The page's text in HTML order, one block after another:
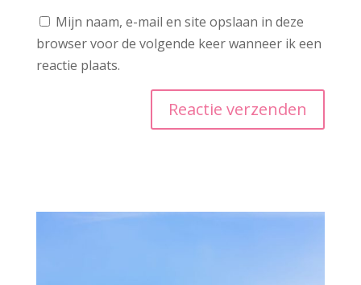
Mijn naam, e-mail en site opslaan in deze
browser voor de volgende keer wanneer ik een
reactie plaats.